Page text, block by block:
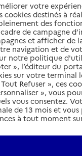
Clermont-
votre
destinés à
des
de campagne
et afficher de
navigation et de
notre politique
», l’éditeur du
sur votre terminal
Refuser », ces
», vous
vous consentez.
de 13 mois et
à tout moment